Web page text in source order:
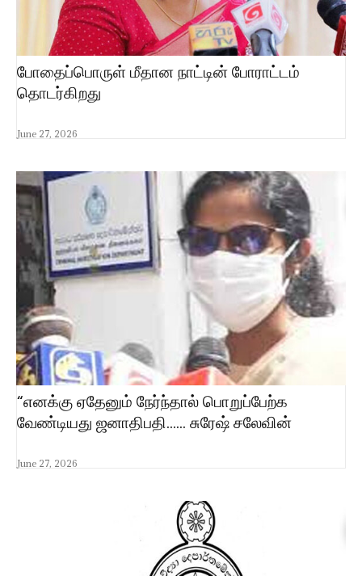
போதைப்பொருள் மீதான நாட்டின் போராட்டம்
தொடர்கிறது
June 27, 2026
“எனக்கு ஏதேனும் நேர்ந்தால் பொறுப்பேற்க
வேண்டியது ஜனாதிபதி…… சுரேஷ் சலேவின்
June 27, 2026